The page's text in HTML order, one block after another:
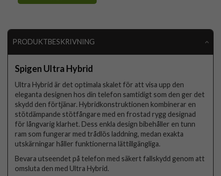
PRODUKTBESKRIVNING
Spigen Ultra Hybrid
Ultra Hybrid är det optimala skalet för att visa upp den
eleganta designen hos din telefon samtidigt som den ger det
skydd den förtjänar. Hybridkonstruktionen kombinerar en
stötdämpande stötfångare med en frostad rygg designad
för långvarig klarhet. Dess enkla design bibehåller en tunn
ram som fungerar med trådlös laddning, medan exakta
utskärningar håller funktionerna lättillgängliga.
Bevara utseendet på telefon med säkert fallskydd genom att
omsluta den med Ultra Hybrid.